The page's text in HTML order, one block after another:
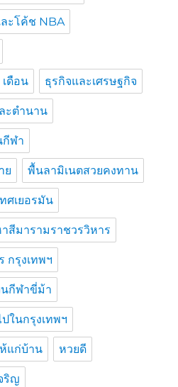
ะโค้ช NBA
ดือน ธุรกิจและเศรษฐกิจ
ะตำนาน
กีฬา
ย พื้นลามิเนตสวยคงทาน
ศเยอรมัน
สีมารามราชวรวิหาร
กรุงเทพฯ
นกีฬาขี่ม้า
ในกรุงเทพฯ
แก่บ้าน หวยดี
ริญ